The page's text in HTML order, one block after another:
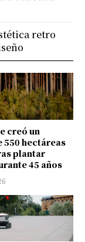
creó un
550 hectáreas
plantar
45 años
retro